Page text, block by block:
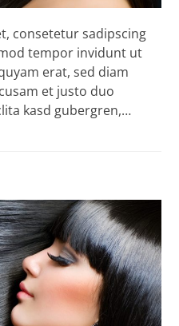
consetetur sadipscing
tempor invidunt ut
erat, sed diam
et justo duo
kasd gubergren,…